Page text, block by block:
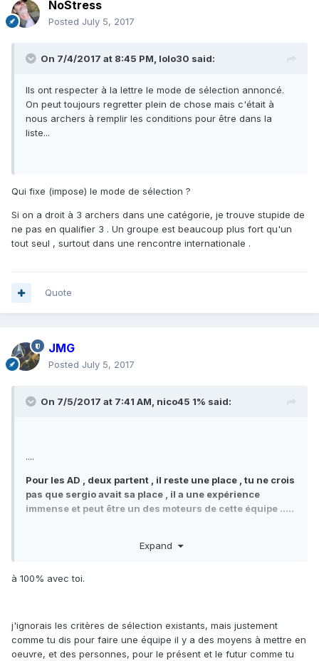
NoStress
Posted July 5, 2017
On 7/4/2017 at 8:45 PM, lolo30 said:
Ils ont respecter à la lettre le mode de sélection annoncé.
On peut toujours regretter plein de chose mais c'était à
nous archers à remplir les conditions pour être dans la
liste...
Qui fixe (impose) le mode de sélection ?
Si on a droit à 3 archers dans une catégorie, je trouve stupide de
ne pas en qualifier 3 . Un groupe est beaucoup plus fort qu'un
tout seul , surtout dans une rencontre internationale .
Quote
JMG
Posted July 5, 2017
On 7/5/2017 at 7:41 AM, nico45 1% said:
....
Pour les AD , deux partent , il reste une place , tu ne crois
pas que sergio avait sa place , il a une expérience
immense et peut être un des moteurs de cette équipe .....
et d'autre nations elles ont bien compris qu'il faut aussi
l'expérience , pour demain .
Expand
à 100% avec toi.
j'ignorais les critères de sélection existants, mais justement
comme tu dis pour faire une équipe il y a des moyens à mettre en
oeuvre, et des personnes, pour le présent et le futur comme tu